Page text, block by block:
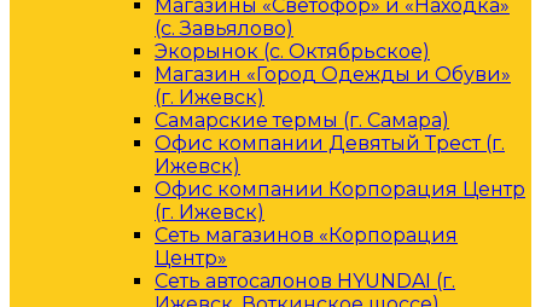
Магазины «Светофор» и «Находка»
(с. Завьялово)
Экорынок (с. Октябрьское)
Магазин «Город Одежды и Обуви»
(г. Ижевск)
Самарские термы (г. Самара)
Офис компании Девятый Трест (г.
Ижевск)
Офис компании Корпорация Центр
(г. Ижевск)
Сеть магазинов «Корпорация
Центр»
Сеть автосалонов HYUNDAI (г.